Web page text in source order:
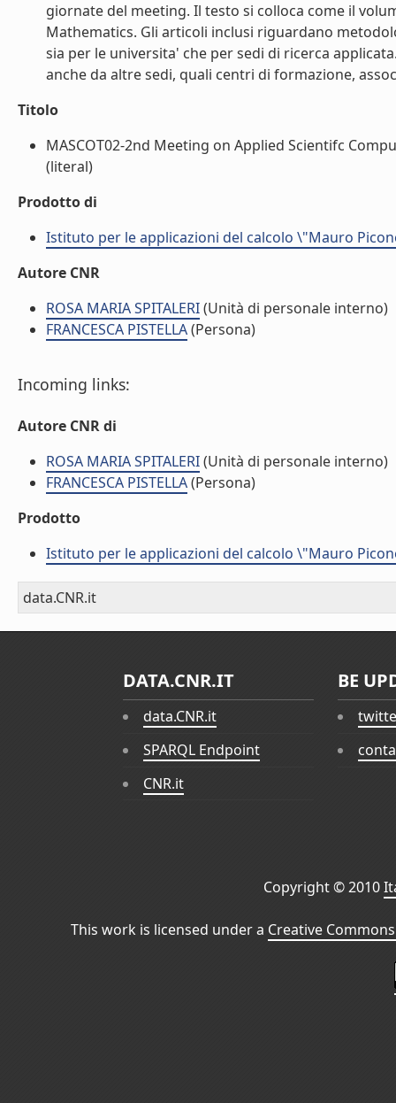
giornate del meeting. Il testo si colloca come il
Mathematics. Gli articoli inclusi riguardano
sia per le universita' che per sedi di ricerca
anche da altre sedi, quali centri di formazione,
Titolo
MASCOT02-2nd Meeting on Applied Scientifc
(literal)
Prodotto di
Istituto per le applicazioni del calcolo \"Mauro
Autore CNR
ROSA MARIA SPITALERI(Unità di personale interno)
FRANCESCA PISTELLA(Persona)
Incoming links:
Autore CNR di
ROSA MARIA SPITALERI(Unità di personale interno)
FRANCESCA PISTELLA(Persona)
Prodotto
Istituto per le applicazioni del calcolo \"Mauro
data.CNR.it
DATA.CNR.IT
data.CNR.it
SPARQL Endpoint
CNR.it
BE
Copyright © 2010
This work is licensed under a Creative